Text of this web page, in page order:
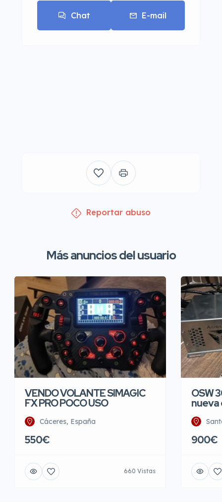
Chat E-mail
Reportar abuso
Más anuncios del usuario
VENDO VOLANTE SIMAGIC
FX PRO POCO USO
Cáceres, España
550€
660 Vistas
OSW
nueva
900€